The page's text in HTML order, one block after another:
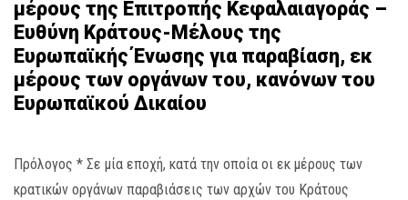
μέρους της Επιτροπής Κεφαλαιαγοράς –
Ευθύνη Κράτους-Μέλους της
Ευρωπαϊκής Ένωσης για παραβίαση, εκ
μέρους των οργάνων του, κανόνων του
Ευρωπαϊκού Δικαίου
Πρόλογος * Σε μία εποχή, κατά την οποία οι εκ μέρους των
κρατικών οργάνων παραβιάσεις των αρχών του Κράτους